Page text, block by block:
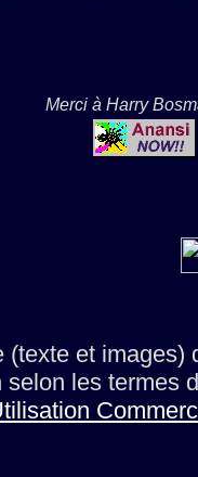
Merci à Harry
(texte et images)
selon les termes